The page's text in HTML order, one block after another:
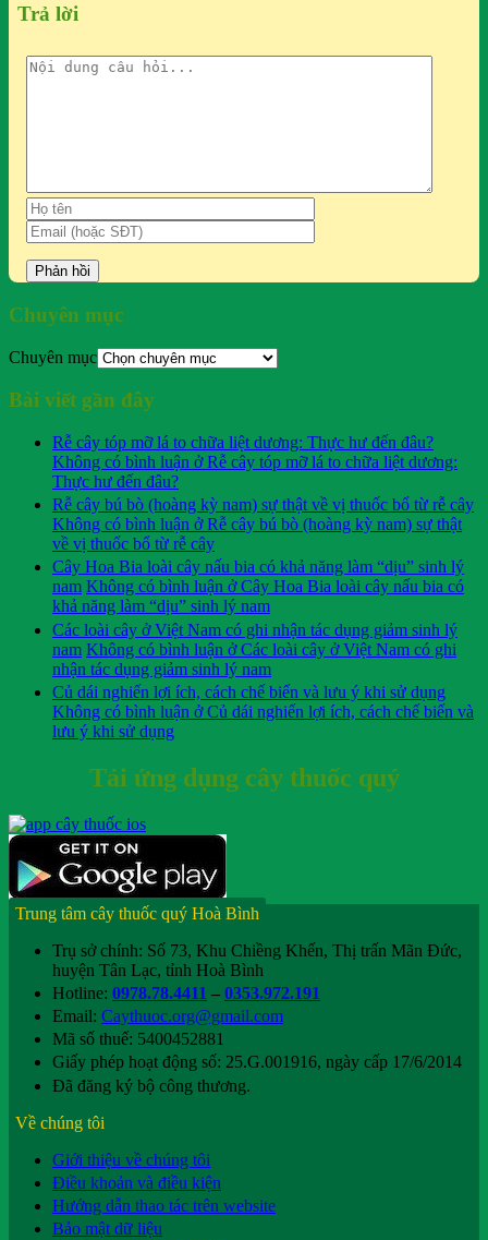
Trả lời
Chuyên mục
Chuyên mục
Bài viết gần đây
Rễ cây tóp mỡ lá to chữa liệt dương: Thực hư đến đâu?
Không có bình luận ở Rễ cây tóp mỡ lá to chữa liệt dương:
Thực hư đến đâu?
Rễ cây bú bò (hoàng kỳ nam) sự thật về vị thuốc bổ từ rễ cây
Không có bình luận ở Rễ cây bú bò (hoàng kỳ nam) sự thật
về vị thuốc bổ từ rễ cây
Cây Hoa Bia loài cây nấu bia có khả năng làm “dịu” sinh lý
nam Không có bình luận ở Cây Hoa Bia loài cây nấu bia có
khả năng làm “dịu” sinh lý nam
Các loài cây ở Việt Nam có ghi nhận tác dụng giảm sinh lý
nam Không có bình luận ở Các loài cây ở Việt Nam có ghi
nhận tác dụng giảm sinh lý nam
Củ dái nghiến lợi ích, cách chế biến và lưu ý khi sử dụng
Không có bình luận ở Củ dái nghiến lợi ích, cách chế biến và
lưu ý khi sử dụng
Tải ứng dụng cây thuốc quý
Trung tâm cây thuốc quý Hoà Bình
Trụ sở chính: Số 73, Khu Chiềng Khến, Thị trấn Mãn Đức,
huyện Tân Lạc, tỉnh Hoà Bình
Hotline: 0978.78.4411 – 0353.972.191
Email: Caythuoc.org@gmail.com
Mã số thuế: 5400452881
Giấy phép hoạt động số: 25.G.001916, ngày cấp 17/6/2014
Đã đăng ký bộ công thương.
Về chúng tôi
Giới thiệu về chúng tôi
Điều khoản và điều kiện
Hướng dẫn thao tác trên website
Bảo mật dữ liệu